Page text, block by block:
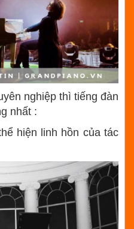
nghiệp thì tiếng đàn
nhất :
hiện linh hồn của tác